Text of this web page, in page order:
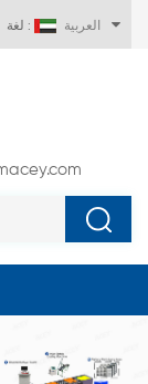
لغة : العربية